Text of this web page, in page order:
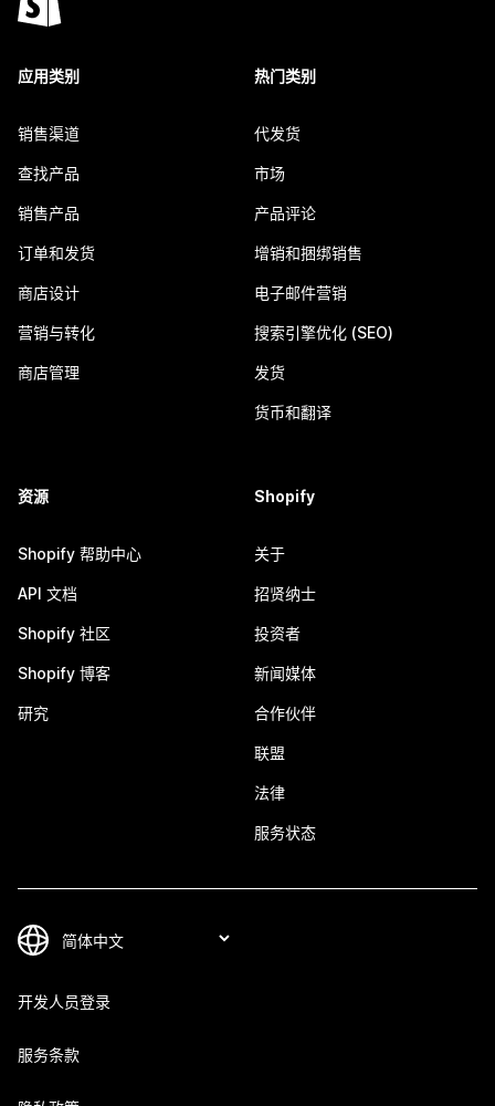
应用类别
销售渠道
查找产品
销售产品
订单和发货
商店设计
营销与转化
商店管理
热门类别
代发货
市场
产品评论
增销和捆绑销售
电子邮件营销
搜索引擎优化 (SEO)
发货
货币和翻译
资源
Shopify 帮助中心
API 文档
Shopify 社区
Shopify 博客
研究
Shopify
关于
招贤纳士
投资者
新闻媒体
合作伙伴
联盟
法律
服务状态
开发人员登录
服务条款